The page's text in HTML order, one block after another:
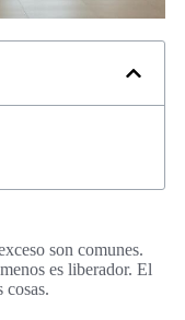
son comunes.
es liberador. El
cosas.